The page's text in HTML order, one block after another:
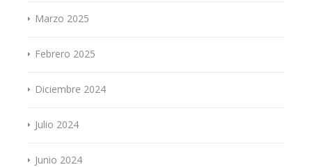
Marzo 2025
Febrero 2025
Diciembre 2024
Julio 2024
Junio 2024